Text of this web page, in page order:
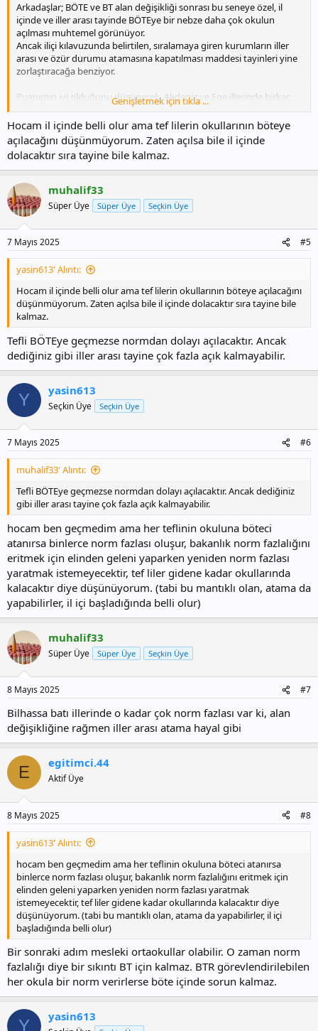
Arkadaşlar; BÖTE ve BT alan değişikliği sonrası bu seneye özel, il
içinde ve iller arası tayinde BÖTEye bir nebze daha çok okulun
açılması muhtemel görünüyor.
Ancak iliçi kılavuzunda belirtilen, sıralamaya giren kurumların iller
arası ve özür durumu atamasına kapatılması maddesi tayinleri yine
zorlaştıracağa benziyor.
Puanımın iyi olduğunu düşünerek, Akdeniz ve Ege illerinde birkaç
okul açılırsa, tayin istemeyi düşünüyorum.
Geçen seneki iller arası puanları bilenler yazarsa iyi olur.
Genişletmek için tıkla ...
Hocam il içinde belli olur ama tef lilerin okullarının böteye
açılacağını düşünmüyorum. Zaten açılsa bile il içinde
dolacaktır sıra tayine bile kalmaz.
muhalif33
Süper Üye Süper Üye Seçkin Üye
7 Mayıs 2025 #5
yasin613' Alıntı:
Hocam il içinde belli olur ama tef lilerin okullarının böteye açılacağını
düşünmüyorum. Zaten açılsa bile il içinde dolacaktır sıra tayine bile
kalmaz.
Tefli BÖTEye geçmezse normdan dolayı açılacaktır. Ancak
dediğiniz gibi iller arası tayine çok fazla açık kalmayabilir.
Y yasin613
Seçkin Üye Seçkin Üye
7 Mayıs 2025 #6
muhalif33' Alıntı:
Tefli BÖTEye geçmezse normdan dolayı açılacaktır. Ancak dediğiniz
gibi iller arası tayine çok fazla açık kalmayabilir.
hocam ben geçmedim ama her teflinin okuluna böteci
atanırsa binlerce norm fazlası oluşur, bakanlık norm fazlalığını
eritmek için elinden geleni yaparken yeniden norm fazlası
yaratmak istemeyecektir, tef liler gidene kadar okullarında
kalacaktır diye düşünüyorum. (tabi bu mantıklı olan, atama da
yapabilirler, il içi başladığında belli olur)
muhalif33
Süper Üye Süper Üye Seçkin Üye
8 Mayıs 2025 #7
Bilhassa batı illerinde o kadar çok norm fazlası var ki, alan
değişikliğine rağmen iller arası atama hayal gibi
E egitimci.44
Aktif Üye
8 Mayıs 2025 #8
yasin613' Alıntı:
hocam ben geçmedim ama her teflinin okuluna böteci atanırsa
binlerce norm fazlası oluşur, bakanlık norm fazlalığını eritmek için
elinden geleni yaparken yeniden norm fazlası yaratmak
istemeyecektir, tef liler gidene kadar okullarında kalacaktır diye
düşünüyorum. (tabi bu mantıklı olan, atama da yapabilirler, il içi
başladığında belli olur)
Bir sonraki adım mesleki ortaokullar olabilir. O zaman norm
fazlalığı diye bir sıkıntı BT için kalmaz. BTR görevlendirilebilen
her okula bir norm verirlerse böte içinde sorun kalmaz.
Y yasin613